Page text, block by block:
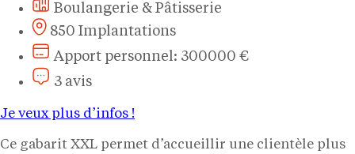
Boulangerie & Pâtisserie
850 Implantations
Apport personnel: 300000 €
3 avis
Je veux plus d’infos !
Ce gabarit XXL permet d’accueillir une clientèle plus